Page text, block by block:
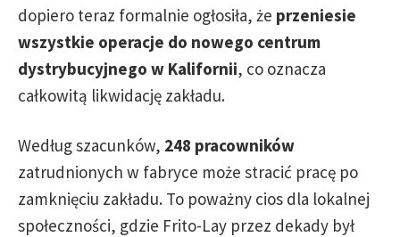
dopiero teraz formalnie ogłosiła, że przeniesie
wszystkie operacje do nowego centrum
dystrybucyjnego w Kalifornii, co oznacza
całkowitą likwidację zakładu.
Według szacunków, 248 pracowników
zatrudnionych w fabryce może stracić pracę po
zamknięciu zakładu. To poważny cios dla lokalnej
społeczności, gdzie Frito-Lay przez dekady był